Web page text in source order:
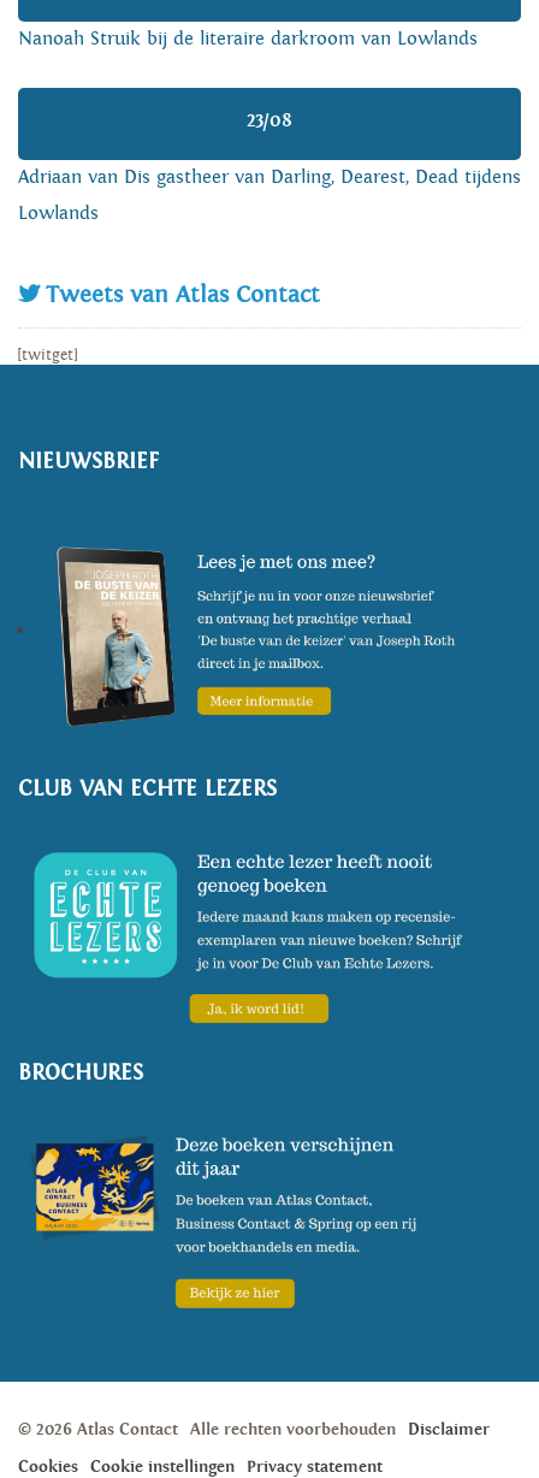
Nanoah Struik bij de literaire darkroom van Lowlands
23/08
Adriaan van Dis gastheer van Darling, Dearest, Dead tijdens
Lowlands
Tweets van Atlas Contact
[twitget]
NIEUWSBRIEF
CLUB VAN ECHTE LEZERS
BROCHURES
© 2026 Atlas Contact Alle rechten voorbehouden
Disclaimer
Cookies
Cookie instellingen Privacy statement